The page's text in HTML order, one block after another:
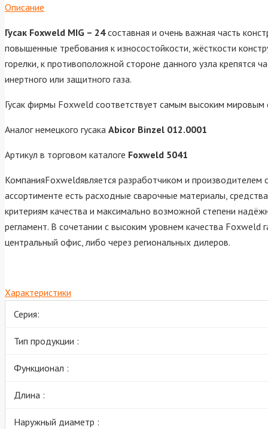
Описание
Гусак Foxweld MIG – 24составная и очень важная часть
повышенные требования к износостойкости, жёсткости
горелки, к противоположной стороне данного узла
инертного или защитного газа.
Гусак фирмы Foxweld соответствует самым высоким мировым
Аналог немецкого гусака Abicor Binzel 012.0001
Артикул в торговом каталоге Foxweld 5041
КомпанияFoxweldявляется разработчиком и производителем
ассортименте есть расходные сварочные материалы,
критериям качества и максимально возможной степени
регламент. В сочетании с высоким уровнем качества
центральный офис, либо через региональных дилеров.
Характеристики
Серия:
Тип продукции :
Функционал :
Длина :
Наружный диаметр :